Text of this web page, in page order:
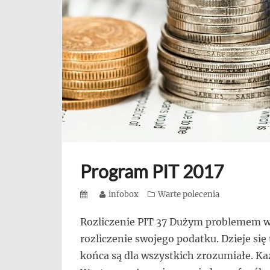
się,
uczą
innych
przedsiębiorczości
Program PIT 2017
PostedAuthor
infobox Categories
Warte polecenia
Rozliczenie PIT 37 Dużym problemem
rozliczenie swojego podatku. Dzieje
końca są dla wszystkich zrozumiałe.